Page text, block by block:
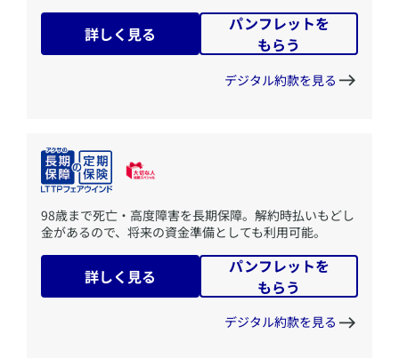
詳しく見る
パンフレットを
もらう
デジタル約款を見る
​98歳まで死亡・高度障害を長期保障。解約時払いもどし
金があるので、将来の資金準備としても利用可能。
詳しく見る
パンフレットを
もらう
デジタル約款を見る